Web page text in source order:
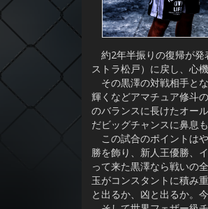
約2年半振りの復帰が発
ストラ松戸）に戻し、心
その黒澤の対戦相手と
輝くなどアマチュア修斗
のバランスに長けたオー
だビッグチャンスに鼻息も
この試合のポイントは
勝を飾り、新人王優勝、
って来た黒澤なら戦いの
玉がコンスタントに積み
と出るか、凶と出るか。